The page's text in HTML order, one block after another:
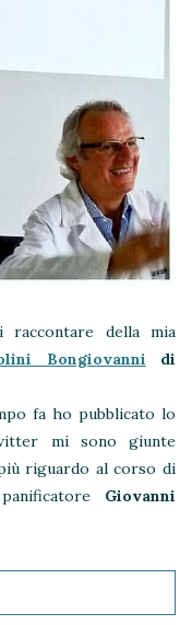
della mia
Bongiovanni di
fa ho pubblicato lo
mi sono giunte
riguardo al corso di
Giovanni